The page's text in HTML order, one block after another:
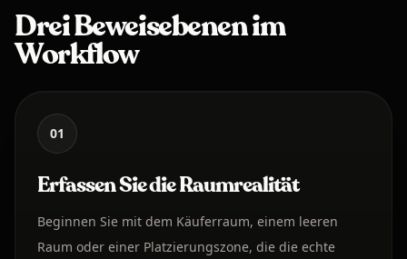
Drei Beweisebenen im
Workflow
01
Erfassen Sie die Raumrealität
Beginnen Sie mit dem Käuferraum, einem leeren
Raum oder einer Platzierungszone, die die echte